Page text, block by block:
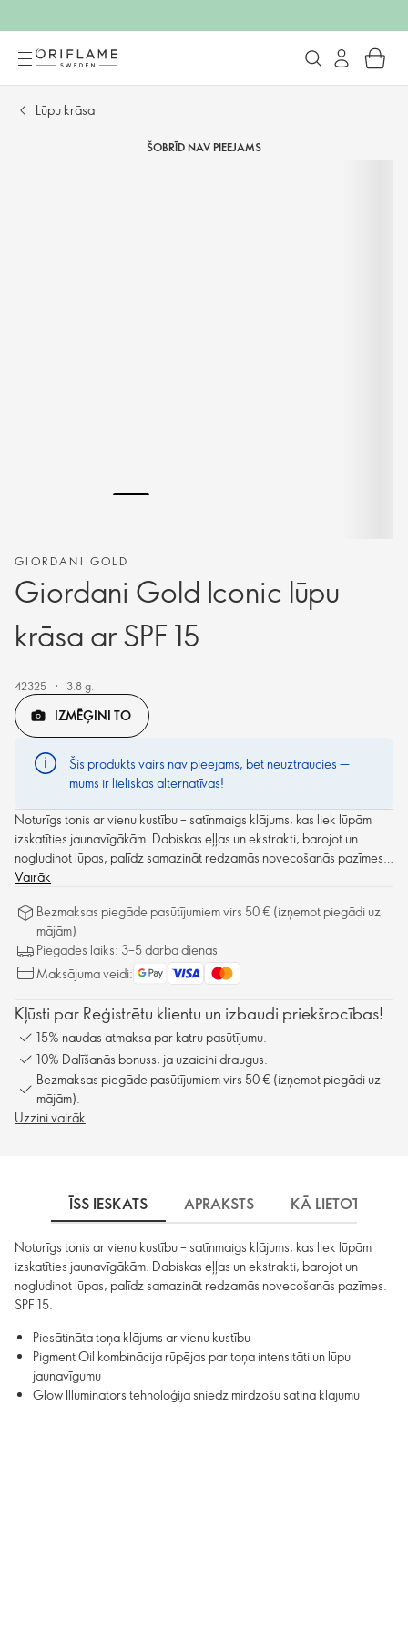
Lūpu krāsa
ŠOBRĪD NAV PIEEJAMS
GIORDANI GOLD
Giordani Gold Iconic lūpu
krāsa ar SPF 15
42325 3.8 g.
IZMĒĢINI TO
Šis produkts vairs nav pieejams, bet neuztraucies —
mums ir lieliskas alternatīvas!
Noturīgs tonis ar vienu kustību – satīnmaigs klājums, kas liek lūpām
izskatīties jaunavīgākām. Dabiskas eļļas un ekstrakti, barojot un
nogludinot lūpas, palīdz samazināt redzamās novecošanās pazīmes.
SPF 15.
Vairāk
Bezmaksas piegāde pasūtījumiem virs 50 € (izņemot piegādi uz
mājām)
Piegādes laiks: 3–5 darba dienas
Maksājuma veidi:
Kļūsti par Reģistrētu klientu un izbaudi priekšrocības!
15% naudas atmaksa par katru pasūtījumu.
10% Dalīšanās bonuss, ja uzaicini draugus.
Bezmaksas piegāde pasūtījumiem virs 50 € (izņemot piegādi uz
mājām).
Uzzini vairāk
ĪSS IESKATS APRAKSTS KĀ LIETOT
Noturīgs tonis ar vienu kustību – satīnmaigs klājums, kas liek lūpām
izskatīties jaunavīgākām. Dabiskas eļļas un ekstrakti, barojot un
nogludinot lūpas, palīdz samazināt redzamās novecošanās pazīmes.
SPF 15.
Piesātināta toņa klājums ar vienu kustību
Pigment Oil kombinācija rūpējas par toņa intensitāti un lūpu
jaunavīgumu
Glow Illuminators tehnoloģija sniedz mirdzošu satīna klājumu